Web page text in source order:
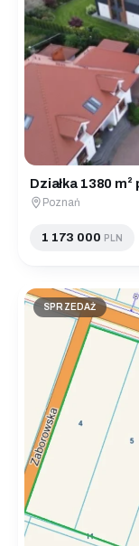
Działka 1380
Poznań
1 173 000 PLN
SPRZEDAŻ